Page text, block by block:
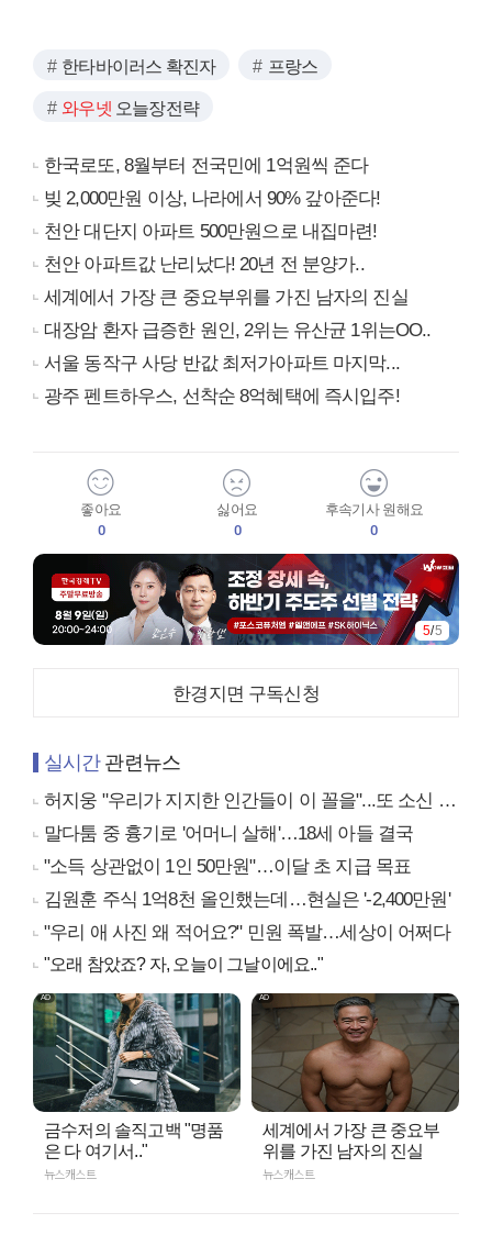
한타바이러스 확진자 프랑스
와우넷 오늘장전략
한국로또, 8월부터 전국민에 1억원씩 준다
빚 2,000만원 이상, 나라에서 90% 갚아준다!
천안 대단지 아파트 500만원으로 내집마련!
천안 아파트값 난리났다! 20년 전 분양가..
세계에서 가장 큰 중요부위를 가진 남자의 진실
대장암 환자 급증한 원인, 2위는 유산균 1위는OO..
서울 동작구 사당 반값 최저가아파트 마지막...
광주 펜트하우스, 선착순 8억혜택에 즉시입주!
좋아요
0
싫어요
0
후속기사 원해요
0
5/5
한경지면 구독신청
실시간관련뉴스
허지웅 "우리가 지지한 인간들이 이 꼴을"...또 소신 발언
말다툼 중 흉기로 '어머니 살해'…18세 아들 결국
"소득 상관없이 1인 50만원"…이달 초 지급 목표
김원훈 주식 1억8천 올인했는데…현실은 '-2,400만원'
"우리 애 사진 왜 적어요?" 민원 폭발…세상이 어쩌다
"오래 참았죠? 자, 오늘이 그날이에요.."
금수저의 솔직고백 "명품
은 다 여기서.."
뉴스캐스트
세계에서 가장 큰 중요부
위를 가진 남자의 진실
뉴스캐스트